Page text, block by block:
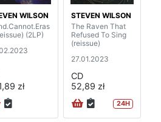
WILSON
(2LP)
zł
STEVEN WILSON
The Raven That
Refused To Sing
(reissue)
27.01.2023
CD
52,89 zł
24H